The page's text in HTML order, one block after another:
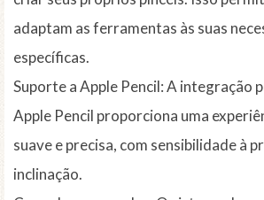
adaptam as ferramentas às suas
específicas.
Suporte a Apple Pencil: A integração
Apple Pencil proporciona uma
suave e precisa, com sensibilidade à
inclinação.